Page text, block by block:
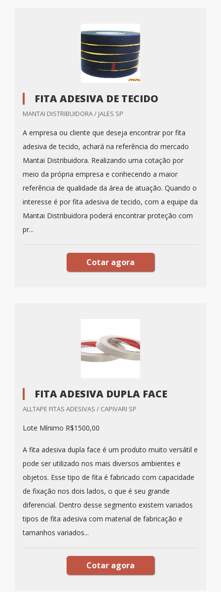
FITA ADESIVA DE TECIDO
MANTAI DISTRIBUIDORA / JALES SP
A empresa ou cliente que deseja encontrar por fita
adesiva de tecido, achará na referência do mercado
Mantai Distribuidora. Realizando uma cotação por
meio da própria empresa e conhecendo a maior
referência de qualidade da área de atuação. Quando o
interesse é por fita adesiva de tecido, com a equipe da
Mantai Distribuidora poderá encontrar proteção com
pr...
Cotar agora
FITA ADESIVA DUPLA FACE
ALLTAPE FITAS ADESIVAS / CAPIVARI SP
Lote Mínimo R$1500,00
A fita adesiva dupla face é um produto muito versátil e
pode ser utilizado nos mais diversos ambientes e
objetos. Esse tipo de fita é fabricado com capacidade
de fixação nos dois lados, o que é seu grande
diferencial. Dentro desse segmento existem variados
tipos de fita adesiva com material de fabricação e
tamanhos variados...
Cotar agora